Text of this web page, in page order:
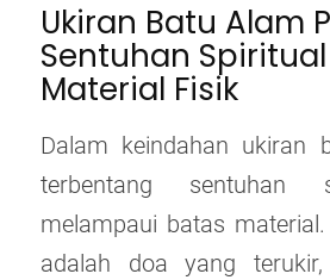
Ukiran Batu Alam
Sentuhan
Material Fisik
Dalam keindahan ukiran
terbentang sentuhan
melampaui batas
adalah doa yang terukir,